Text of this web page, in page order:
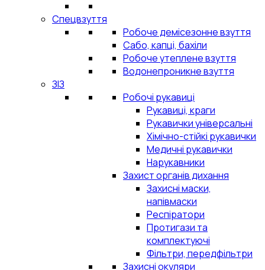
Спецвзуття
Робоче демісезонне взуття
Сабо, капці, бахіли
Робоче утеплене взуття
Водонепроникне взуття
ЗІЗ
Робочі рукавиці
Рукавиці, краги
Рукавички універсальні
Хімічно-стійкі рукавички
Медичні рукавички
Нарукавники
Захист органів дихання
Захисні маски,
напівмаски
Респіратори
Протигази та
комплектуючі
Фільтри, передфільтри
Захисні окуляри